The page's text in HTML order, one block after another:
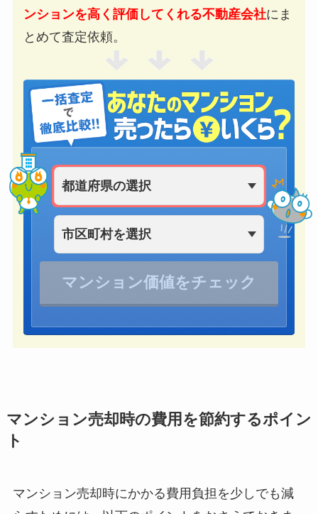
ンションを高く評価してくれる不動産会社にま
とめて査定依頼。
マンション売却時の費用を節約するポイン
ト
マンション売却時にかかる費用負担を少しでも減